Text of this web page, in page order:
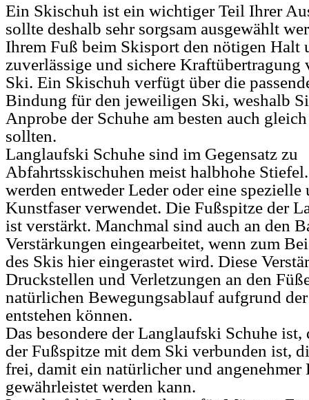
Ein Skischuh ist ein wichtiger Teil Ihrer
sollte deshalb sehr sorgsam ausgewählt
Ihrem Fuß beim Skisport den nötigen Halt
zuverlässige und sichere Kraftübertragung
Ski. Ein Skischuh verfügt über die
Bindung für den jeweiligen Ski, weshalb
Anprobe der Schuhe am besten auch
sollten.
Langlaufski Schuhe sind im Gegensatz zu
Abfahrtsskischuhen meist halbhohe
werden entweder Leder oder eine spezielle
Kunstfaser verwendet. Die Fußspitze der
ist verstärkt. Manchmal sind auch an den
Verstärkungen eingearbeitet, wenn zum
des Skis hier eingerastet wird. Diese
Druckstellen und Verletzungen an den
natürlichen Bewegungsablauf aufgrund
entstehen können.
Das besondere der Langlaufski Schuhe ist,
der Fußspitze mit dem Ski verbunden ist,
frei, damit ein natürlicher und angenehmer
gewährleistet werden kann.